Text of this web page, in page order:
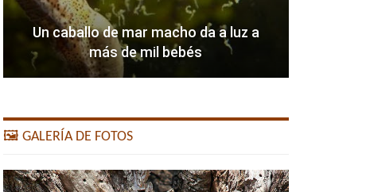
Un caballo de mar macho da a luz a
más de mil bebés
🖼️ GALERÍA DE FOTOS